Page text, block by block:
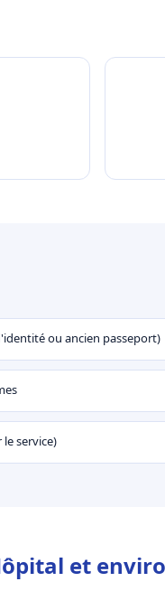
ou ancien passeport)
service)
et